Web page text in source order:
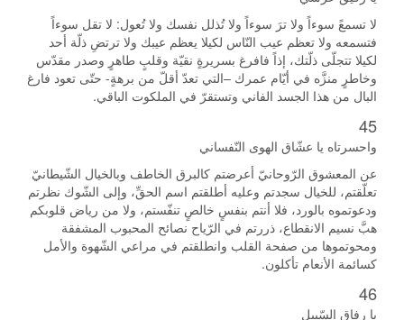
لا تسمعً سوءاً ولا ترَ سوءاً ولا تُذلل نفسك ولا تُعول: لا تقل سوءاً
فتسمعه ولا تعظم عيب النّاس لكيلا يعظم عيبك ولا ترتضِ ذلّة أحد
لكيلا تتجلّى ذلّتك، إذاً فافرغ بسريرةٍ نقيّة وقلبٍ طاهرٍ وصدر مقدّس
وخاطرٍ منزَّه في أيّام عمرك –التي تعدّ أقلّ من برهةٍ- حتّى تعود فارغ
البال من هذا الجسد الفاني وتستقرّ في الملكوت الباقي.
45
واحسرتاه يا عشّاق الهوى النّفساني
عن المعشوق الرّوحانيّ أعرضتم كالبرق الخاطف وبالخيال الشّيطانيّ
تعلّقتم، للخيال سجدتم وعليه أطلقتم اسم الحقِّ، وإلى الشّوك نظرتم
ودعوتموه بالورد، فلا أنتم بنفسٍ خالصٍ تنفّستم، ولا من رياض قلوبكم
هبَّ نسيم الانقطاع، ذررتم في الرّياح نصائح المحبوب المشفقة
ومحوتموها من صفحة القلب وانطلقتم في مراعي الشّهوة والأمل
كسائمة الأنعام تأكلون.
46
يا رفاق السّبيل